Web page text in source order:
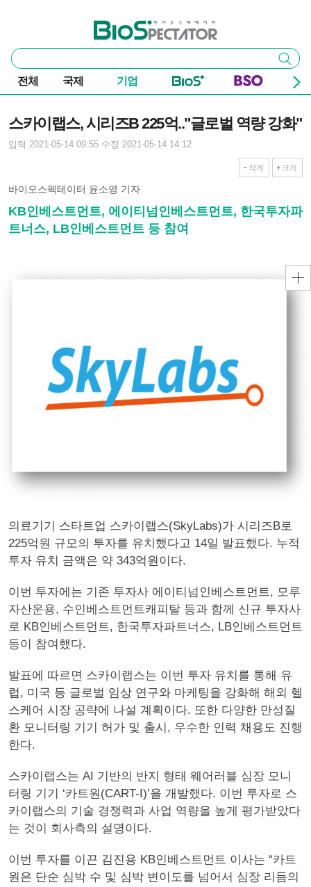
바이오스펙테이터
통
합
검
색
검색
전체 국제 기업
스카이랩스, 시리즈B 225억.."글로벌 역량 강화"
입력 2021-05-14 09:55 수정 2021-05-14 14:12
작게 크게
바이오스펙테이터 윤소영 기자
KB인베스트먼트, 에이티넘인베스트먼트, 한국투자파
트너스, LB인베스트먼트 등 참여
의료기기 스타트업 스카이랩스(SkyLabs)가 시리즈B로
225억원 규모의 투자를 유치했다고 14일 발표했다. 누적
투자 유치 금액은 약 343억원이다.
이번 투자에는 기존 투자사 에이티넘인베스트먼트, 모루
자산운용, 수인베스트먼트캐피탈 등과 함께 신규 투자사
로 KB인베스트먼트, 한국투자파트너스, LB인베스트먼트
등이 참여했다.
발표에 따르면 스카이랩스는 이번 투자 유치를 통해 유
럽, 미국 등 글로벌 임상 연구와 마케팅을 강화해 해외 헬
스케어 시장 공략에 나설 계획이다. 또한 다양한 만성질
환 모니터링 기기 허가 및 출시, 우수한 인력 채용도 진행
한다.
스카이랩스는 AI 기반의 반지 형태 웨어러블 심장 모니
터링 기기 ‘카트원(CART-I)’을 개발했다. 이번 투자로 스
카이랩스의 기술 경쟁력과 사업 역량을 높게 평가받았다
는 것이 회사측의 설명이다.
이번 투자를 이끈 김진용 KB인베스트먼트 이사는 “카트
원은 단순 심박 수 및 심박 변이도를 넘어서 심장 리듬의